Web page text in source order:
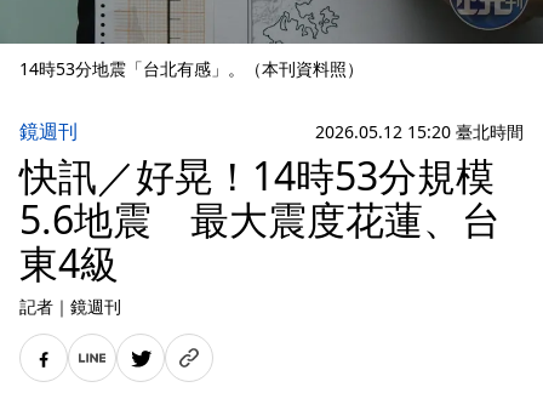
14時53分地震「台北有感」。（本刊資料照）
鏡週刊 2026.05.12 15:20 臺北時間
快訊／好晃！14時53分規模
5.6地震 最大震度花蓮、台
東4級
記者 ｜ 鏡週刊